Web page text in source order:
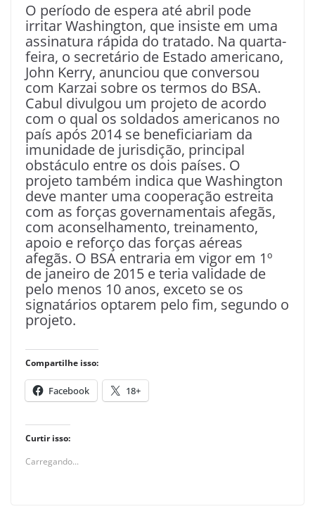
O período de espera até abril pode
irritar Washington, que insiste em uma
assinatura rápida do tratado. Na quarta-
feira, o secretário de Estado americano,
John Kerry, anunciou que conversou
com Karzai sobre os termos do BSA.
Cabul divulgou um projeto de acordo
com o qual os soldados americanos no
país após 2014 se beneficiariam da
imunidade de jurisdição, principal
obstáculo entre os dois países. O
projeto também indica que Washington
deve manter uma cooperação estreita
com as forças governamentais afegãs,
com aconselhamento, treinamento,
apoio e reforço das forças aéreas
afegãs. O BSA entraria em vigor em 1º
de janeiro de 2015 e teria validade de
pelo menos 10 anos, exceto se os
signatários optarem pelo fim, segundo o
projeto.
Compartilhe isso:
Facebook 18+
Curtir isso:
Carregando...